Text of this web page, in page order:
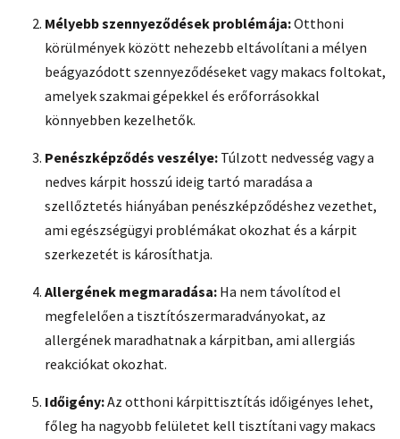
Mélyebb szennyeződések problémája:Otthoni
körülmények között nehezebb eltávolítani a mélyen
beágyazódott szennyeződéseket vagy makacs foltokat,
amelyek szakmai gépekkel és erőforrásokkal
könnyebben kezelhetők.
Penészképződés veszélye: Túlzott nedvesség vagy a
nedves kárpit hosszú ideig tartó maradása a
szellőztetés hiányában penészképződéshez vezethet,
ami egészségügyi problémákat okozhat és a kárpit
szerkezetét is károsíthatja.
Allergének megmaradása: Ha nem távolítod el
megfelelően a tisztítószermaradványokat, az
allergének maradhatnak a kárpitban, ami allergiás
reakciókat okozhat.
Időigény:Az otthoni kárpittisztítás időigényes lehet,
főleg ha nagyobb felületet kell tisztítani vagy makacs